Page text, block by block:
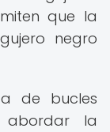
que la
negro
de bucles
la